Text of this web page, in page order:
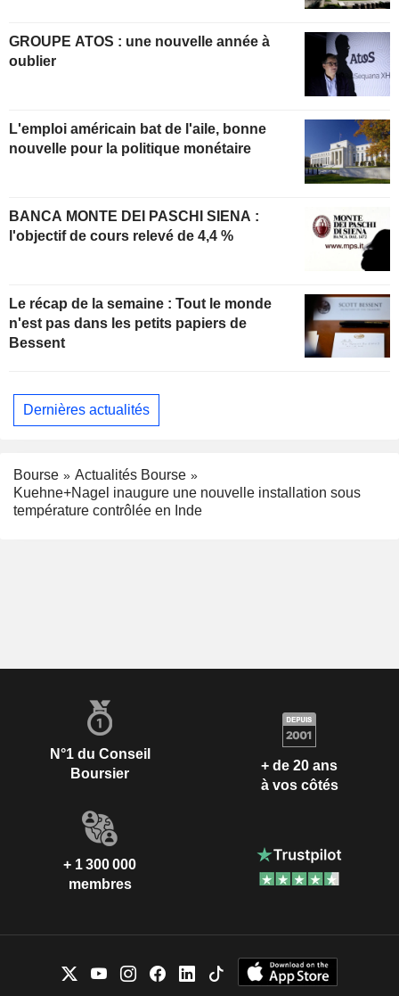
GROUPE ATOS : une nouvelle année à
oublier
L'emploi américain bat de l'aile, bonne
nouvelle pour la politique monétaire
BANCA MONTE DEI PASCHI SIENA :
l'objectif de cours relevé de 4,4 %
Le récap de la semaine : Tout le monde
n'est pas dans les petits papiers de
Bessent
Dernières actualités
Bourse
Actualités Bourse
Kuehne+Nagel inaugure une nouvelle installation sous
température contrôlée en Inde
N°1 du Conseil
Boursier
+ de 20 ans
à vos côtés
+ 1 300 000
membres